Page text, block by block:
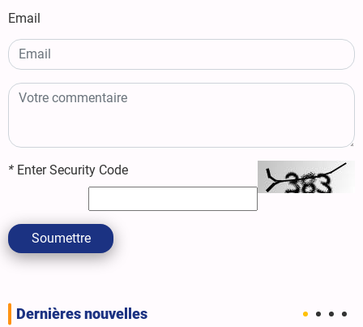
Email
* Enter Security Code
Soumettre
Dernières nouvelles